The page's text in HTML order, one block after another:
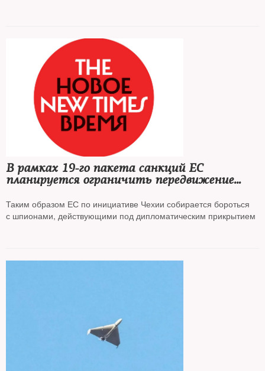
В рамках 19-го пакета санкций ЕС
планируется ограничить передвижение
Таким образом ЕС по инициативе Чехии собирается бороться
с шпионами, действующими под дипломатическим прикрытием